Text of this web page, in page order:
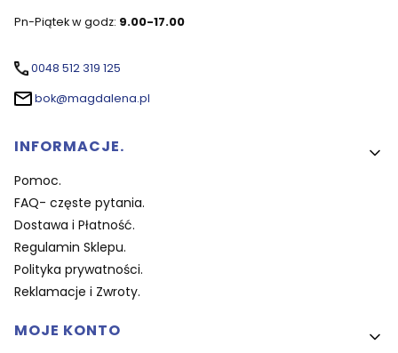
Pn-Piątek w godz: 9.00-17.00
0048 512 319 125
bok@magdalena.pl
Linki w stopce
INFORMACJE.
Pomoc.
FAQ- częste pytania.
Dostawa i Płatność.
Regulamin Sklepu.
Polityka prywatności.
Reklamacje i Zwroty.
MOJE KONTO